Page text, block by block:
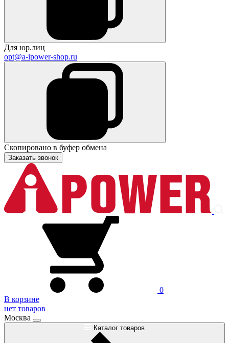
Для юр.лиц
opt@a-ipower-shop.ru
Скопировано в буфер обмена
Заказать звонок
0
В корзине
нет товаров
Москва
Каталог товаров